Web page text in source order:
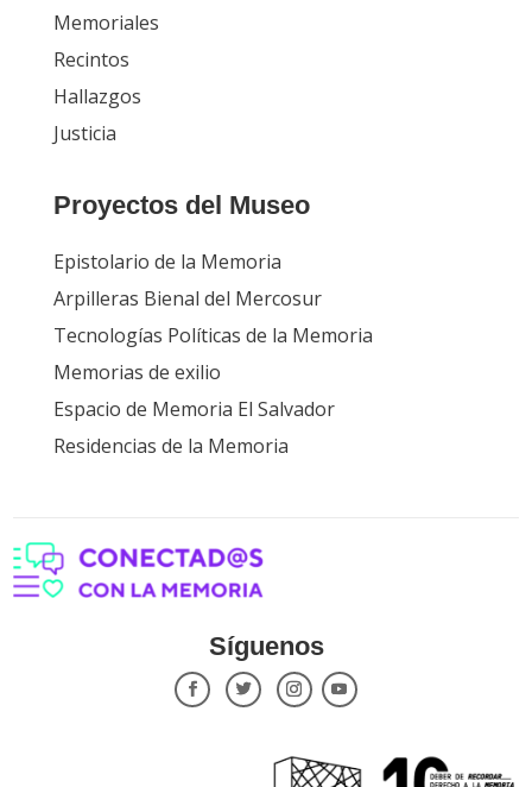
Memoriales
Recintos
Hallazgos
Justicia
Proyectos del Museo
Epistolario de la Memoria
Arpilleras Bienal del Mercosur
Tecnologías Políticas de la Memoria
Memorias de exilio
Espacio de Memoria El Salvador
Residencias de la Memoria
Síguenos